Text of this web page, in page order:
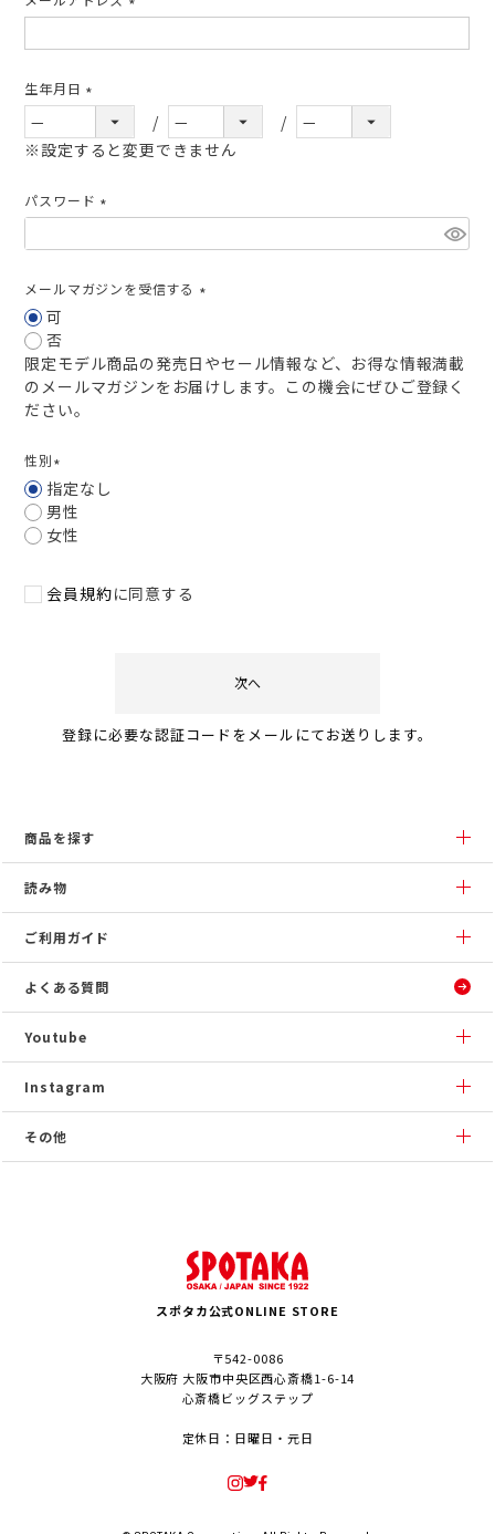
須)
生年月日
須)
※設定すると変更できません
パスワード
須)
メールマガジンを受信する
可
否
限定モデル商品の発売日やセール情報など、お得な情報満載
のメールマガジンをお届けします。この機会にぜひご登録く
ださい。
性別
(必
須)
指定なし
男性
女性
会員規約に同意する
次へ
登録に必要な認証コードをメールにてお送りします。
商品を探す
読み物
ご利用ガイド
よくある質問
Youtube
Instagram
その他
スポタカ公式ONLINE STORE
〒542-0086
大阪府 大阪市中央区西心斎橋1-6-14
心斎橋ビッグステップ
定休日：日曜日・元日